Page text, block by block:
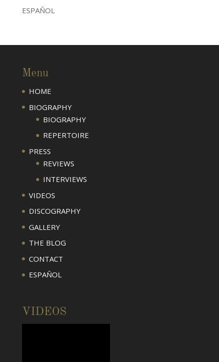
ESPAÑOL
Menu
HOME
BIOGRAPHY
BIOGRAPHY
REPERTOIRE
PRESS
REVIEWS
INTERVIEWS
VIDEOS
DISCOGRAPHY
GALLERY
THE BLOG
CONTACT
ESPAÑOL
VIDEOS